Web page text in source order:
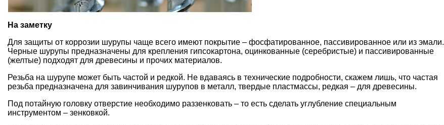
На заметку
Для защиты от коррозии шурупы чаще всего имеют покрытие – фосфатированное, пассивированное или из эмали.
Черные шурупы предназначены для крепления гипсокартона, оцинкованные (серебристые) и пассивированные
(желтые) подходят для древесины и прочих материалов.
Резьба на шурупе может быть частой и редкой. Не вдаваясь в технические подробности, скажем лишь, что частая
резьба предназначена для завинчивания шурупов в металл, твердые пластмассы, редкая – для древесины.
Под потайную головку отверстие необходимо раззенковать – то есть сделать углубление специальным
инструментом – зенковкой.